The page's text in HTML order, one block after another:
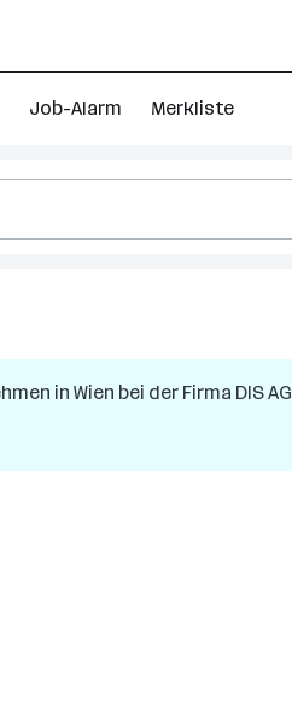
Job-Alarm Merkliste
in Wien bei der Firma DIS AG